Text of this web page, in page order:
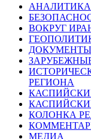
АНАЛИТИКА
ВОКРУГ
ДОКУМЕНТЫ
РЕГИОНА
КОЛОНКА
МЕДИА